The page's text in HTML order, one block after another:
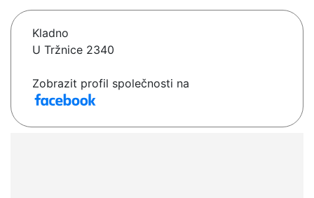
Kladno
U Tržnice 2340
Zobrazit profil společnosti na